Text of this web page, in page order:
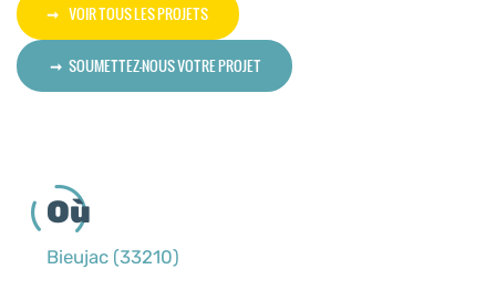
VOIR TOUS LES PROJETS
SOUMETTEZ-NOUS VOTRE PROJET
Où
Bieujac (33210)